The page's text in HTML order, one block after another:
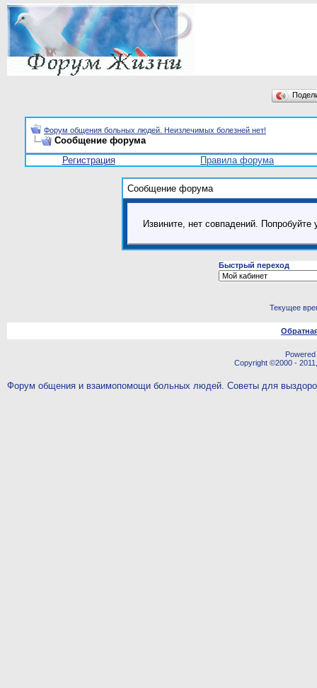
Форум общения больных людей. Неизлечимых болезней нет!
Сообщение форума
Регистрация
Правила форума
Сообщение форума
Извините, нет совпадений.
Быстрый переход
Текущее
Copyright ©2000 -
Форум общения и взаимопомощи больных людей. Советы для